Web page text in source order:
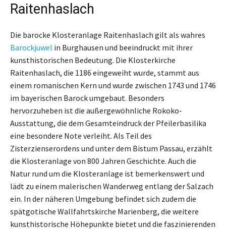
Raitenhaslach
Die barocke Klosteranlage Raitenhaslach gilt als wahres
Barockjuwel in Burghausen und beeindruckt mit ihrer
kunsthistorischen Bedeutung. Die Klosterkirche
Raitenhaslach, die 1186 eingeweiht wurde, stammt aus
einem romanischen Kern und wurde zwischen 1743 und 1746
im bayerischen Barock umgebaut. Besonders
hervorzuheben ist die außergewöhnliche Rokoko-
Ausstattung, die dem Gesamteindruck der Pfeilerbasilika
eine besondere Note verleiht. Als Teil des
Zisterzienserordens und unter dem Bistum Passau, erzählt
die Klosteranlage von 800 Jahren Geschichte. Auch die
Natur rund um die Klosteranlage ist bemerkenswert und
lädt zu einem malerischen Wanderweg entlang der Salzach
ein. In der näheren Umgebung befindet sich zudem die
spätgotische Wallfahrtskirche Marienberg, die weitere
kunsthistorische Höhepunkte bietet und die faszinierenden